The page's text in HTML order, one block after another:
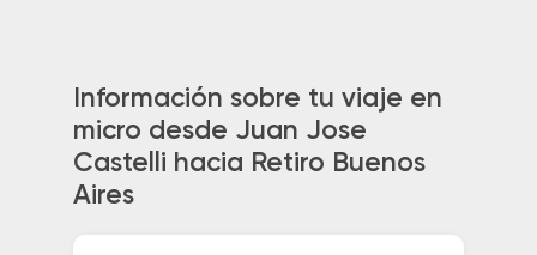
Información sobre tu viaje en
micro desde Juan Jose
Castelli hacia Retiro Buenos
Aires